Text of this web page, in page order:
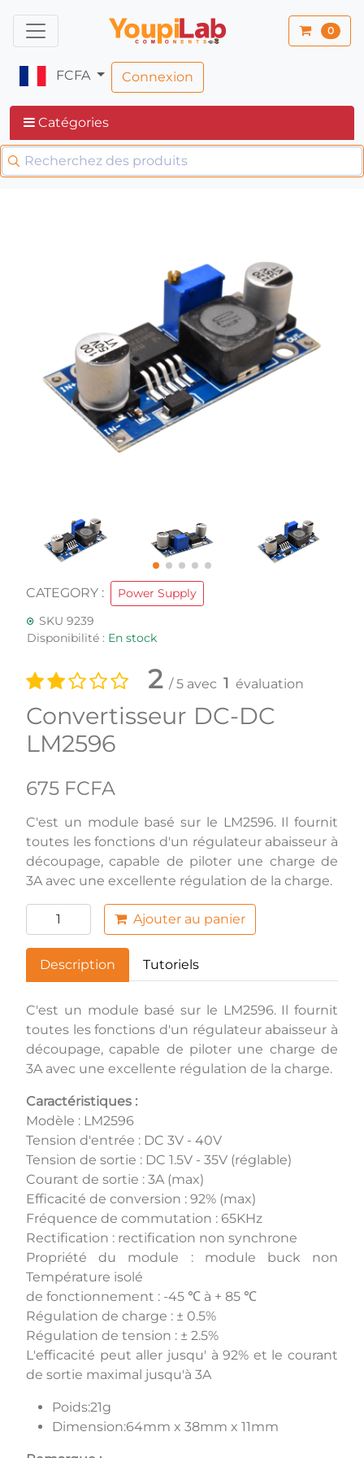
0
FCFA Connexion
Catégories
CATEGORY :
Power Supply
SKU 9239
Disponibilité : En stock
2 / 5 avec 1 évaluation
Convertisseur DC-DC
LM2596
675 FCFA
C'est un module basé sur le LM2596. Il fournit
toutes les fonctions d'un régulateur abaisseur à
découpage, capable de piloter une charge de
3A avec une excellente régulation de la charge.
Ajouter au panier
Description Tutoriels
C'est un module basé sur le LM2596. Il fournit
toutes les fonctions d'un régulateur abaisseur à
découpage, capable de piloter une charge de
3A avec une excellente régulation de la charge.
Caractéristiques :
Modèle : LM2596
Tension d'entrée : DC 3V - 40V
Tension de sortie : DC 1.5V - 35V (réglable)
Courant de sortie : 3A (max)
Efficacité de conversion : 92% (max)
Fréquence de commutation : 65KHz
Rectification : rectification non synchrone
Propriété du module : module buck non
Température isolé
de fonctionnement : -45 ℃ à + 85 ℃
Régulation de charge : ± 0.5%
Régulation de tension : ± 2.5%
L'efficacité peut aller jusqu' à 92% et le courant
de sortie maximal jusqu'à 3A
Poids:21g
Dimension:64mm x 38mm x 11mm